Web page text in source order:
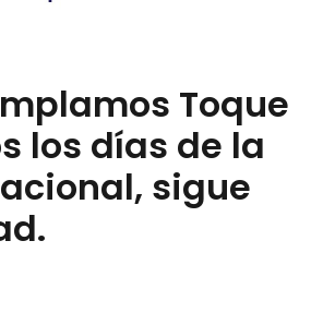
Toque
los días de la
sigue